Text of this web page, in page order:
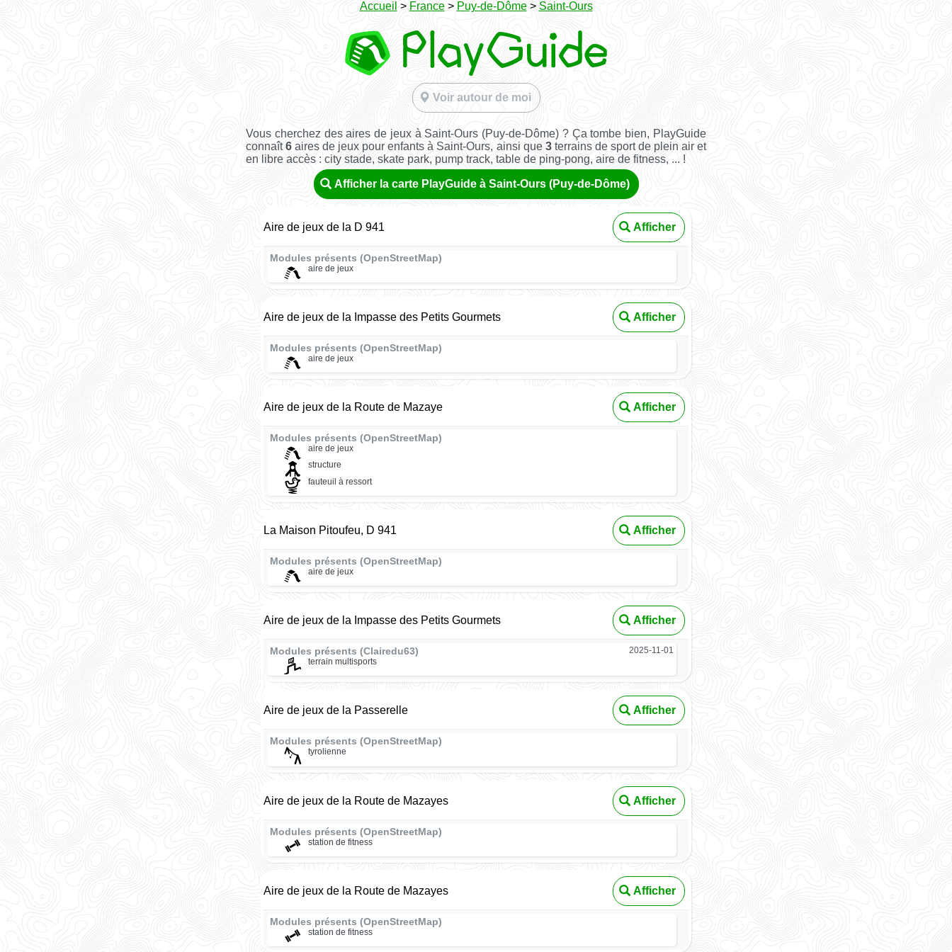
Accueil > France> Puy-de-Dôme> Saint-Ours
Voir autour de moi
Vous cherchez des aires de jeux à Saint-Ours (Puy-de-Dôme) ? Ça tombe bien, PlayGuide
connaît6 aires de jeux pour enfants à Saint-Ours, ainsi que 3terrains de sport de plein air et
en libre accès : city stade, skate park, pump track, table de ping-pong, aire de fitness, ... !
Afficher la carte PlayGuide à Saint-Ours (Puy-de-Dôme)
Aire de jeux de la D 941 Afficher
Modules présents (OpenStreetMap)
aire de jeux
Aire de jeux de la Impasse des Petits Gourmets Afficher
Modules présents (OpenStreetMap)
aire de jeux
Aire de jeux de la Route de Mazaye Afficher
Modules présents (OpenStreetMap)
aire de jeux
structure
fauteuil à ressort
La Maison Pitoufeu, D 941 Afficher
Modules présents (OpenStreetMap)
aire de jeux
Aire de jeux de la Impasse des Petits Gourmets Afficher
Modules présents (Clairedu63) 2025-11-01
terrain multisports
Aire de jeux de la Passerelle Afficher
Modules présents (OpenStreetMap)
tyrolienne
Aire de jeux de la Route de Mazayes Afficher
Modules présents (OpenStreetMap)
station de fitness
Aire de jeux de la Route de Mazayes Afficher
Modules présents (OpenStreetMap)
station de fitness